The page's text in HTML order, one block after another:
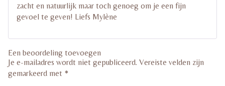
zacht en natuurlijk maar toch genoeg om je een fijn
gevoel te geven! Liefs Mylène
Een beoordeling toevoegen
Je e-mailadres wordt niet gepubliceerd. Vereiste velden zijn
gemarkeerd met *